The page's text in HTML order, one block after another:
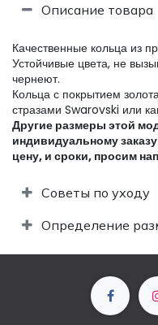
Описание товара
Качественные кольца из
Устойчивые цвета, не
чернеют.
Кольца с покрытием
стразами Swarovski или
Другие размеры этой
индивидуальному
цену, и сроки, просим
Советы по уходу
Определение